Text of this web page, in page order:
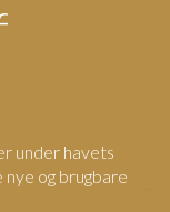
under havets
nye og brugbare